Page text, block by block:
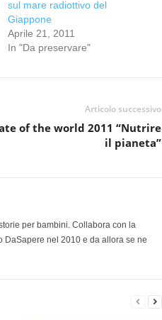
sul mare radiottivo del
Giappone
Aprile 21, 2011
In "Da preservare"
Articolo successivo
of the world 2011 “Nutrire
il pianeta”
per bambini. Collabora con la
nel 2010 e da allora se ne